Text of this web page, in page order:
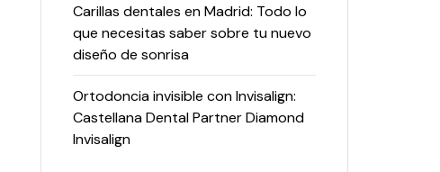
Carillas dentales en Madrid: Todo lo
que necesitas saber sobre tu nuevo
diseño de sonrisa
Ortodoncia invisible con Invisalign:
Castellana Dental Partner Diamond
Invisalign